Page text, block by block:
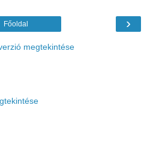
›
Főoldal
megtekintése